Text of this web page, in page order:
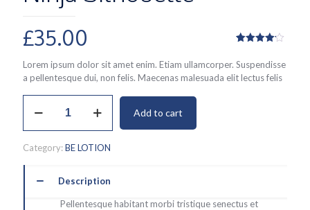
4.17
out
of 5
based
£35.00
Lorem ipsum dolor sit amet enim. Etiam ullamcorper. Suspendisse
a pellentesque dui, non felis. Maecenas malesuada elit lectus felis
Silhouette
Add to cart
Category:BE LOTION
Description
Pellentesque habitant morbi tristique senectus et